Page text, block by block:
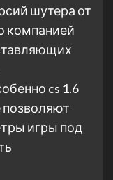
шутера от
компанией
cs 1.6
позволяют
игры под